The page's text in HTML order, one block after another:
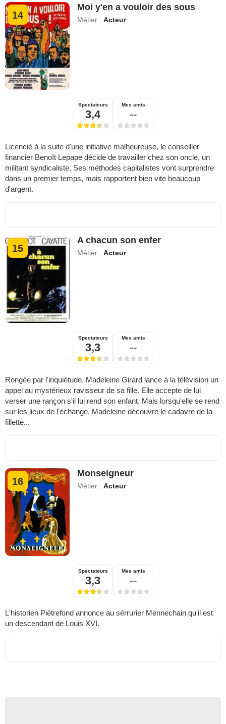
14
Moi y'en a vouloir des sous
Métier :Acteur
Spectateurs
3,4
Mes amis
--
Licencié à la suite d'une initiative malheureuse, le conseiller
financier Benoît Lepape décide de travailler chez son oncle, un
militant syndicaliste. Ses méthodes capitalistes vont surprendre
dans un premier temps, mais rapportent bien vite beaucoup
d'argent.
15
A chacun son enfer
Métier :Acteur
Spectateurs
3,3
Mes amis
--
Rongée par l'inquiétude, Madeleine Girard lance à la télévision un
appel au mystérieux ravisseur de sa fille. Elle accepte de lui
verser une rançon s'il lui rend son enfant. Mais lorsqu'elle se rend
sur les lieux de l'échange, Madeleine découvre le cadavre de la
fillette...
16
Monseigneur
Métier :Acteur
Spectateurs
3,3
Mes amis
--
L'historien Piétrefond annonce au sérrurier Mennechain qu'il est
un descendant de Louis XVI.